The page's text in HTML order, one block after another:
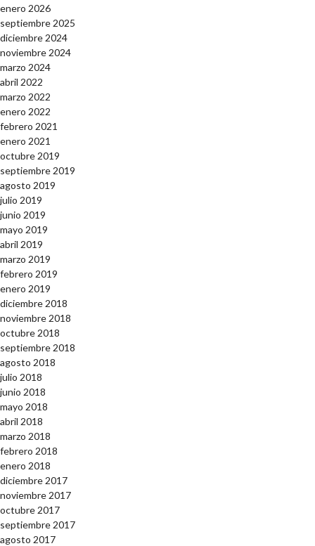
enero 2026
septiembre 2025
diciembre 2024
noviembre 2024
marzo 2024
abril 2022
marzo 2022
enero 2022
febrero 2021
enero 2021
octubre 2019
septiembre 2019
agosto 2019
julio 2019
junio 2019
mayo 2019
abril 2019
marzo 2019
febrero 2019
enero 2019
diciembre 2018
noviembre 2018
octubre 2018
septiembre 2018
agosto 2018
julio 2018
junio 2018
mayo 2018
abril 2018
marzo 2018
febrero 2018
enero 2018
diciembre 2017
noviembre 2017
octubre 2017
septiembre 2017
agosto 2017